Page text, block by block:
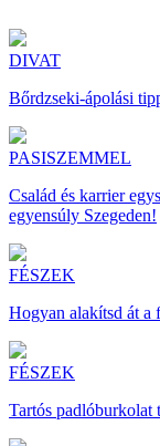
DIVAT
Bőrdzseki-ápolási
PASISZEMMEL
Család és karrier
egyensúly Szegeden!
FÉSZEK
Hogyan alakítsd át a
FÉSZEK
Tartós padlóburkolat